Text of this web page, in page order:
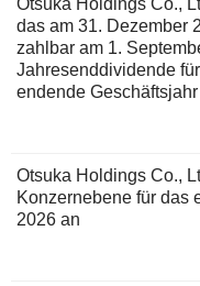
Otsuka Holdings Co.,
das am 31. Dezember
zahlbar am 1.
Jahresenddividende
endende Geschäftsjahr
Otsuka Holdings Co.,
Konzernebene für das
2026 an